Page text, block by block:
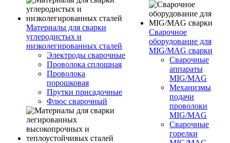
Материалы для сварки
углеродистых и
низколегированных сталей
Электроды сварочные
Проволока сплошная
Проволока
порошковая
Прутки присадочные
Флюс сварочный
Сварочное
оборудование для
MIG/MAG сварки
Сварочные
аппараты
MIG/MAG
Механизмы
подачи
проволоки
MIG/MAG
Сварочные
горелки